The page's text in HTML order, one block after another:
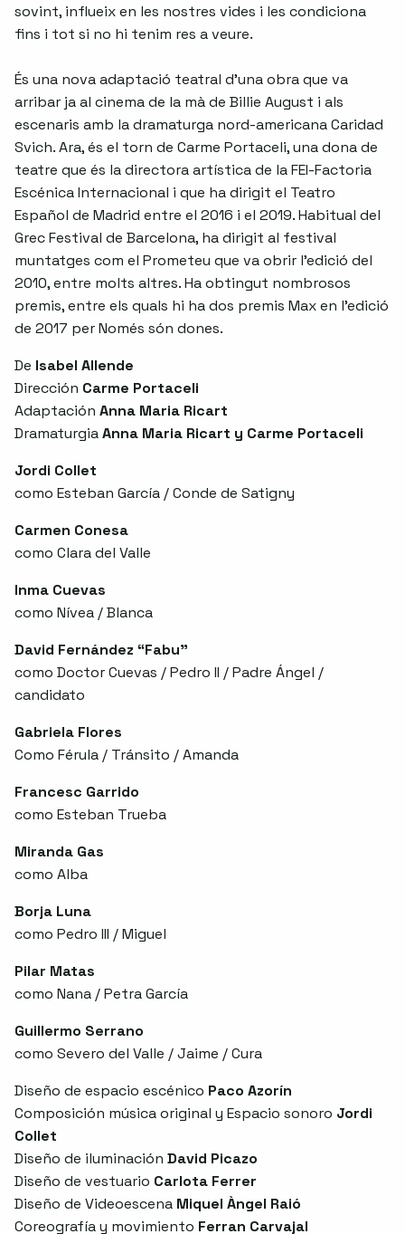
sovint, influeix en les nostres vides i les condiciona
fins i tot si no hi tenim res a veure.
És una nova adaptació teatral d'una obra que va
arribar ja al cinema de la mà de Billie August i als
escenaris amb la dramaturga nord-americana Caridad
Svich. Ara, és el torn de Carme Portaceli, una dona de
teatre que és la directora artística de la FEI-Factoria
Escénica Internacional i que ha dirigit el Teatro
Español de Madrid entre el 2016 i el 2019. Habitual del
Grec Festival de Barcelona, ha dirigit al festival
muntatges com el Prometeu que va obrir l'edició del
2010, entre molts altres. Ha obtingut nombrosos
premis, entre els quals hi ha dos premis Max en l'edició
de 2017 per Només són dones.
De Isabel Allende
Dirección Carme Portaceli
Adaptación Anna Maria Ricart
DramaturgiaAnna Maria Ricart y Carme Portaceli
Jordi Collet
como Esteban García / Conde de Satigny
Carmen Conesa
como Clara del Valle
Inma Cuevas
como Nívea / Blanca
David Fernández “Fabu”
como Doctor Cuevas / Pedro II / Padre Ángel /
candidato
Gabriela Flores
Como Férula / Tránsito / Amanda
Francesc Garrido
como Esteban Trueba
Miranda Gas
como Alba
Borja Luna
como Pedro III / Miguel
Pilar Matas
como Nana / Petra García
Guillermo Serrano
como Severo del Valle / Jaime / Cura
Diseño de espacio escénico Paco Azorín
Composición música original y Espacio sonoro Jordi
Collet
Diseño de iluminación David Picazo
Diseño de vestuario Carlota Ferrer
Diseño de Videoescena Miquel Àngel Raió
Coreografía y movimiento Ferran Carvajal